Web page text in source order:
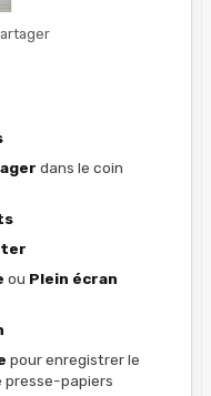
dans le coin
ou Plein écran
pour enregistrer le
presse-papiers